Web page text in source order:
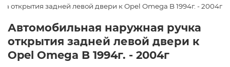
открытия задней левой двери к Opel Omega B 1994г. - 2004г
Автомобильная наружная ручка
открытия задней левой двери к
Opel Omega B 1994г. - 2004г